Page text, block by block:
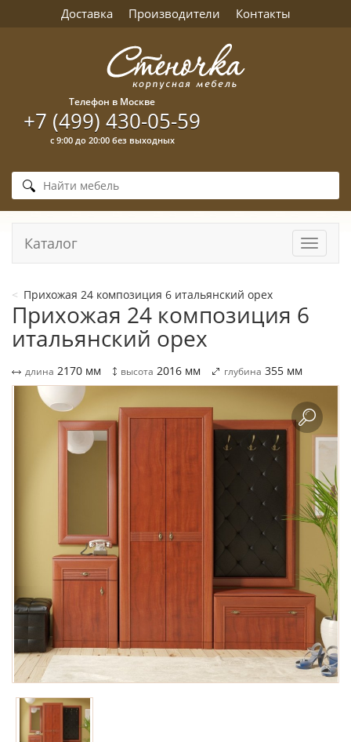
Доставка Производители Контакты
Телефон в Москве
+7 (499) 430-05-59
с 9:00 до 20:00 без выходных
Каталог
Прихожая 24 композиция 6 итальянский орех
Прихожая 24 композиция 6
итальянский орех
длина 2170 мм высота 2016 мм глубина 355 мм